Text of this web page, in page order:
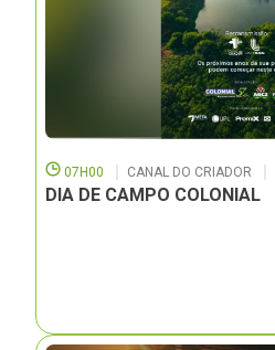
07H00 CANAL DO CRIADOR
DIA DE CAMPO COLONIAL